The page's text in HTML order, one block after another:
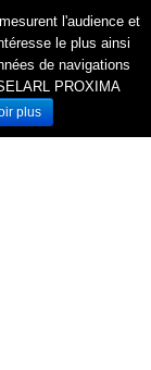
l'audience et
le plus ainsi
de navigations
PROXIMA
plus